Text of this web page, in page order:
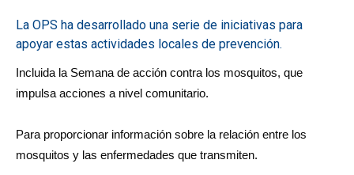
La OPS ha desarrollado una serie de iniciativas para
apoyar estas actividades locales de prevención.
Incluida la Semana de acción contra los mosquitos, que
impulsa acciones a nivel comunitario.
Para proporcionar información sobre la relación entre los
mosquitos y las enfermedades que transmiten.